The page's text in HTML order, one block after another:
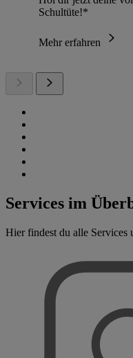
Schultüte!*
Mehr erfahren
Services im
Hier findest du alle Services